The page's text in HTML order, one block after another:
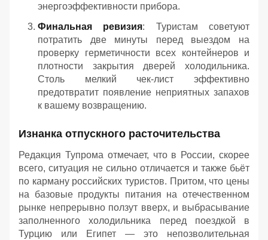
энергоэффективности прибора.
Финальная ревизия: Туристам советуют
потратить две минуты перед выездом на
проверку герметичности всех контейнеров и
плотности закрытия дверей холодильника.
Столь мелкий чек-лист эффективно
предотвратит появление неприятных запахов
к вашему возвращению.
Изнанка отпускного расточительства
Редакция Тупрома отмечает, что в России, скорее
всего, ситуация не сильно отличается и также бьёт
по карману российских туристов. Притом, что цены
на базовые продукты питания на отечественном
рынке непрерывно ползут вверх, и выбрасывание
заполненного холодильника перед поездкой в
Турцию или Египет — это непозволительная